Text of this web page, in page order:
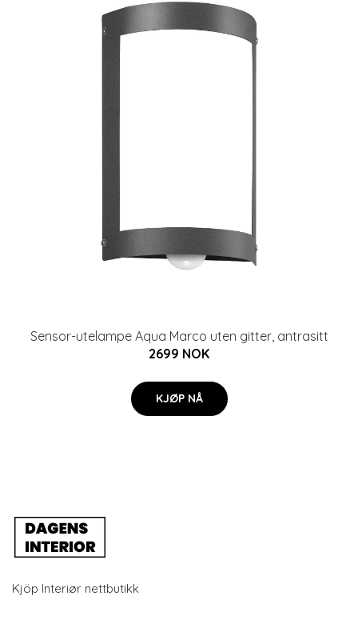
Sensor-utelampe Aqua Marco uten gitter, antrasitt
2699 NOK
KJØP NÅ
Kjöp Interiør nettbutikk